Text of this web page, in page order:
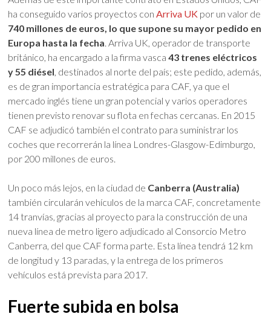
ha conseguido varios proyectos con Arriva UK por un valor de
740 millones de euros, lo que supone su mayor pedido en
Europa hasta la fecha . Arriva UK, operador de transporte
británico, ha encargado a la firma vasca43 trenes eléctricos
y 55 diésel , destinados al norte del país; este pedido, además,
es de gran importancia estratégica para CAF, ya que el
mercado inglés tiene un gran potencial y varios operadores
tienen previsto renovar su flota en fechas cercanas. En 2015
CAF se adjudicó también el contrato para suministrar los
coches que recorrerán la línea Londres-Glasgow-Edimburgo,
por 200 millones de euros.
Un poco más lejos, en la ciudad de Canberra (Australia)
también circularán vehículos de la marca CAF, concretamente
14 tranvías, gracias al proyecto para la construcción de una
nueva línea de metro ligero adjudicado al Consorcio Metro
Canberra, del que CAF forma parte. Esta línea tendrá 12 km
de longitud y 13 paradas, y la entrega de los primeros
vehículos está prevista para 2017.
Fuerte subida en bolsa